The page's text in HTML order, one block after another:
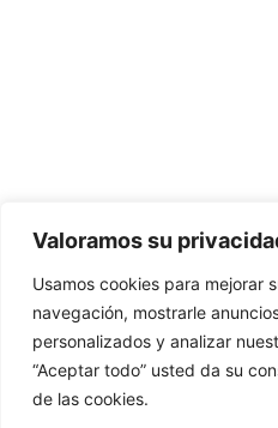
Valoramos su
Usamos cookies para mejorar
navegación, mostrarle
personalizados y analizar
“Aceptar todo” usted da su
de las cookies.